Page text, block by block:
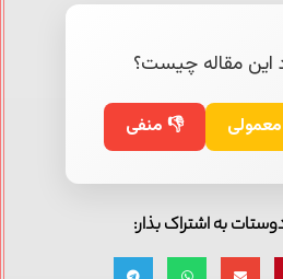
این مقاله چیست؟
👎 منفی
به اشتراک بذار: